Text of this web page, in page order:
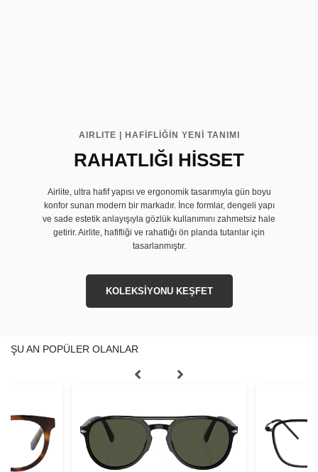
AIRLITE | HAFİFLİĞİN YENİ TANIMI
RAHATLIĞI HİSSET
Airlite, ultra hafif yapısı ve ergonomik tasarımıyla gün boyu
konfor sunan modern bir markadır. İnce formlar, dengeli yapı
ve sade estetik anlayışıyla gözlük kullanımını zahmetsiz hale
getirir. Airlite, hafifliği ve rahatlığı ön planda tutanlar için
tasarlanmıştır.
KOLEKSİYONU KEŞFET
ŞU AN POPÜLER OLANLAR